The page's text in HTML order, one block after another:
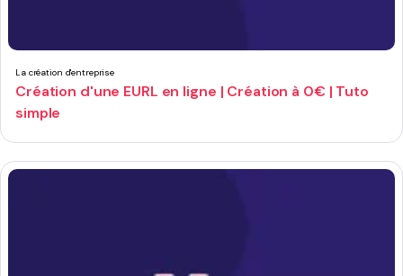
La création d'entreprise
Création d'une EURL en ligne | Création à 0€ | Tuto
simple